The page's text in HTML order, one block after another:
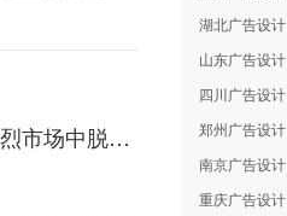
专业设计团队——佛山品牌形象设计公司助您在激烈市场中脱颖而出
湖北广告设计
山东广告设计
四川广告设计
郑州广告设计
南京广告设计
重庆广告设计